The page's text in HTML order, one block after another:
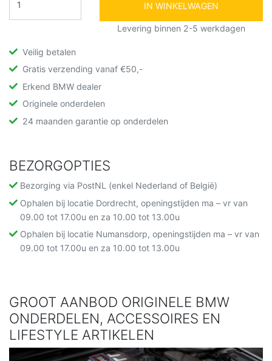
IN WINKELWAGEN
Levering binnen 2-5 werkdagen
Veilig betalen
Gratis verzending vanaf €50,-
Erkend BMW dealer
Originele onderdelen
24 maanden garantie op onderdelen
BEZORGOPTIES
Bezorging via PostNL (enkel Nederland of België)
Ophalen bij locatie Dordrecht, openingstijden ma – vr van
09.00 tot 17.00u en za 10.00 tot 13.00u
Ophalen bij locatie Numansdorp, openingstijden ma – vr van
09.00 tot 17.00u en za 10.00 tot 13.00u
GROOT AANBOD ORIGINELE BMW
ONDERDELEN, ACCESSOIRES EN
LIFESTYLE ARTIKELEN